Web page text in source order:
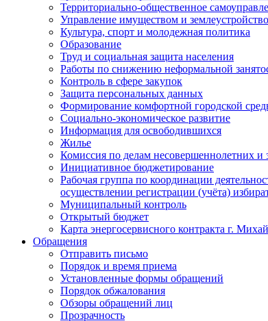
Территориально-общественное
Управление имуществом и землеустройство
Культура, спорт и молодежная политика
Образование
Труд и социальная защита населения
Работы по снижению неформальной
Контроль в сфере закупок
Защита персональных данных
Формирование комфортной городской
Социально-экономическое развитие
Информация для освободившихся
Жилье
Комиссия по делам несовершеннолетних и
Инициативное бюджетирование
Рабочая группа по координации
осуществлении регистрации (учёта)
Муниципальный контроль
Открытый бюджет
Карта энергосервисного контракта г.
Обращения
Отправить письмо
Порядок и время приема
Установленные формы обращений
Порядок обжалования
Обзоры обращений лиц
Прозрачность